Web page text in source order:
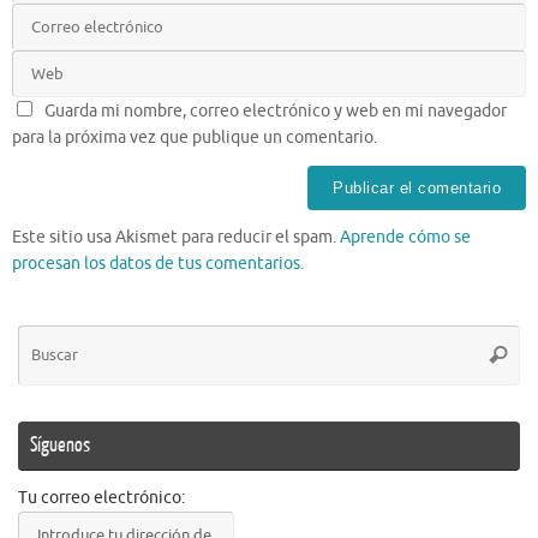
Guarda mi nombre, correo electrónico y web en mi navegador
para la próxima vez que publique un comentario.
Este sitio usa Akismet para reducir el spam.Aprende cómo se
procesan los datos de tus comentarios.
Síguenos
Tu correo electrónico: